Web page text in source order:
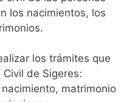
los nacimientos, los
los trámites que
de Sigeres:
matrimonio